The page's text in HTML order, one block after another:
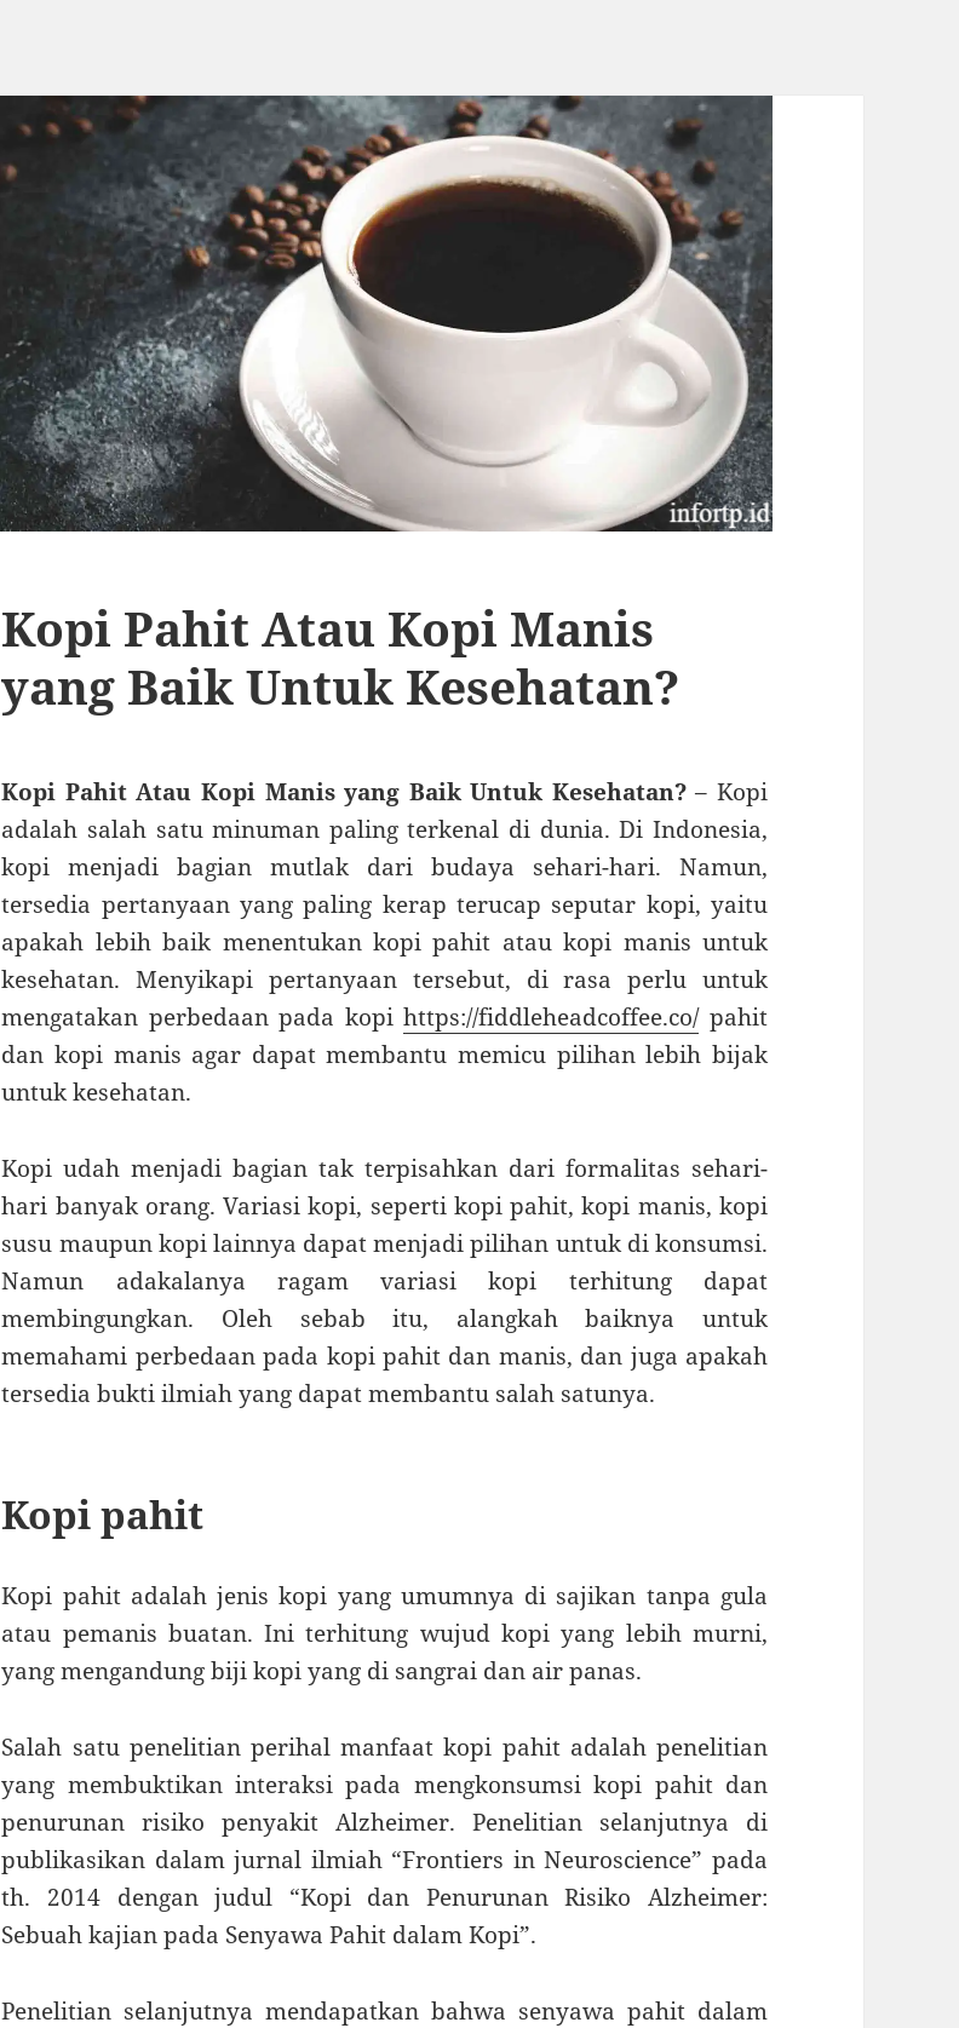
Kopi Pahit Atau Kopi Manis
yang Baik Untuk Kesehatan?
Kopi Pahit Atau Kopi Manis yang Baik Untuk Kesehatan?– Kopi
adalah salah satu minuman paling terkenal di dunia. Di Indonesia,
kopi menjadi bagian mutlak dari budaya sehari-hari. Namun,
tersedia pertanyaan yang paling kerap terucap seputar kopi, yaitu
apakah lebih baik menentukan kopi pahit atau kopi manis untuk
kesehatan. Menyikapi pertanyaan tersebut, di rasa perlu untuk
mengatakan perbedaan pada kopihttps://fiddleheadcoffee.co/pahit
dan kopi manis agar dapat membantu memicu pilihan lebih bijak
untuk kesehatan.
Kopi udah menjadi bagian tak terpisahkan dari formalitas sehari-
hari banyak orang. Variasi kopi, seperti kopi pahit, kopi manis, kopi
susu maupun kopi lainnya dapat menjadi pilihan untuk di konsumsi.
Namun adakalanya ragam variasi kopi terhitung dapat
membingungkan. Oleh sebab itu, alangkah baiknya untuk
memahami perbedaan pada kopi pahit dan manis, dan juga apakah
tersedia bukti ilmiah yang dapat membantu salah satunya.
Kopi pahit
Kopi pahit adalah jenis kopi yang umumnya di sajikan tanpa gula
atau pemanis buatan. Ini terhitung wujud kopi yang lebih murni,
yang mengandung biji kopi yang di sangrai dan air panas.
Salah satu penelitian perihal manfaat kopi pahit adalah penelitian
yang membuktikan interaksi pada mengkonsumsi kopi pahit dan
penurunan risiko penyakit Alzheimer. Penelitian selanjutnya di
publikasikan dalam jurnal ilmiah “Frontiers in Neuroscience” pada
th. 2014 dengan judul “Kopi dan Penurunan Risiko Alzheimer:
Sebuah kajian pada Senyawa Pahit dalam Kopi”.
Penelitian selanjutnya mendapatkan bahwa senyawa pahit dalam